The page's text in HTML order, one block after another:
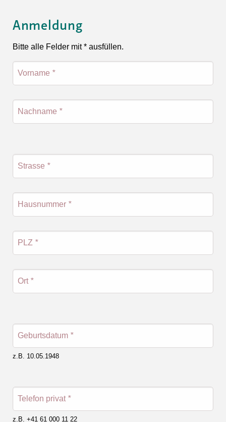
Anmeldung
Bitte alle Felder mit * ausfüllen.
Vorname *
Nachname *
Strasse *
Hausnummer *
PLZ *
Ort *
Geburtsdatum *
z.B. 10.05.1948
Telefon privat *
z.B. +41 61 000 11 22